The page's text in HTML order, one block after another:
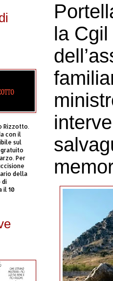
la Cgil
Rizzotto.
con il
sul
Per
della
di
il 10